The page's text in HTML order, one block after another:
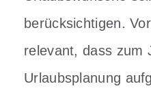
berücksichtigen.
relevant, dass zum
Urlaubsplanung